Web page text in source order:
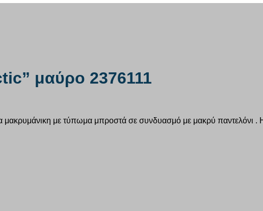
μαύρο 2376111
με τύπωμα μπροστά σε συνδυασμό με μακρύ παντελόνι .